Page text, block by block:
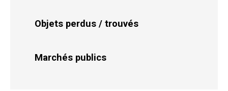
Objets perdus / trouvés
Marchés publics